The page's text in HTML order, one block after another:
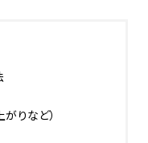
りなど）